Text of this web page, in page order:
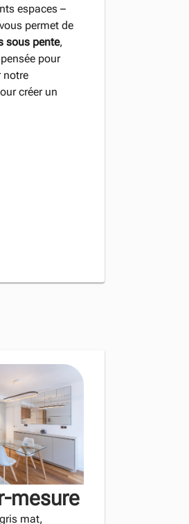
espaces –
permet de
sous pente,
pour
notre
créer un
mesure
mat,